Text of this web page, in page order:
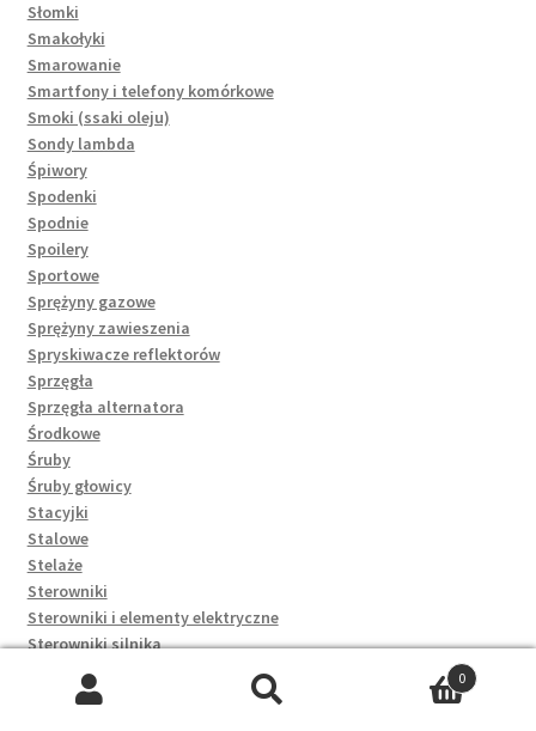
Słomki
Smakołyki
Smarowanie
Smartfony i telefony komórkowe
Smoki (ssaki oleju)
Sondy lambda
Śpiwory
Spodenki
Spodnie
Spoilery
Sportowe
Sprężyny gazowe
Sprężyny zawieszenia
Spryskiwacze reflektorów
Sprzęgła
Sprzęgła alternatora
Środkowe
Śruby
Śruby głowicy
Stacyjki
Stalowe
Stelaże
Sterowniki
Sterowniki i elementy elektryczne
Sterowniki silnika
Sterowniki skrzyni
Stojany
0